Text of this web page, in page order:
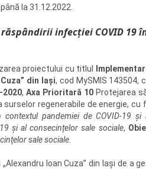
la 31.12.2022.
infecției COVID 19
proiectului cu titlul
din Iași, cod MySMIS 143504,
, Axa Prioritară 10Protejarea
regenerabile de energie, cu
pandemiei de COVID-19 și
și al consecințelor sale sociale,
sale sociale.
Ioan Cuza” din Iași de a